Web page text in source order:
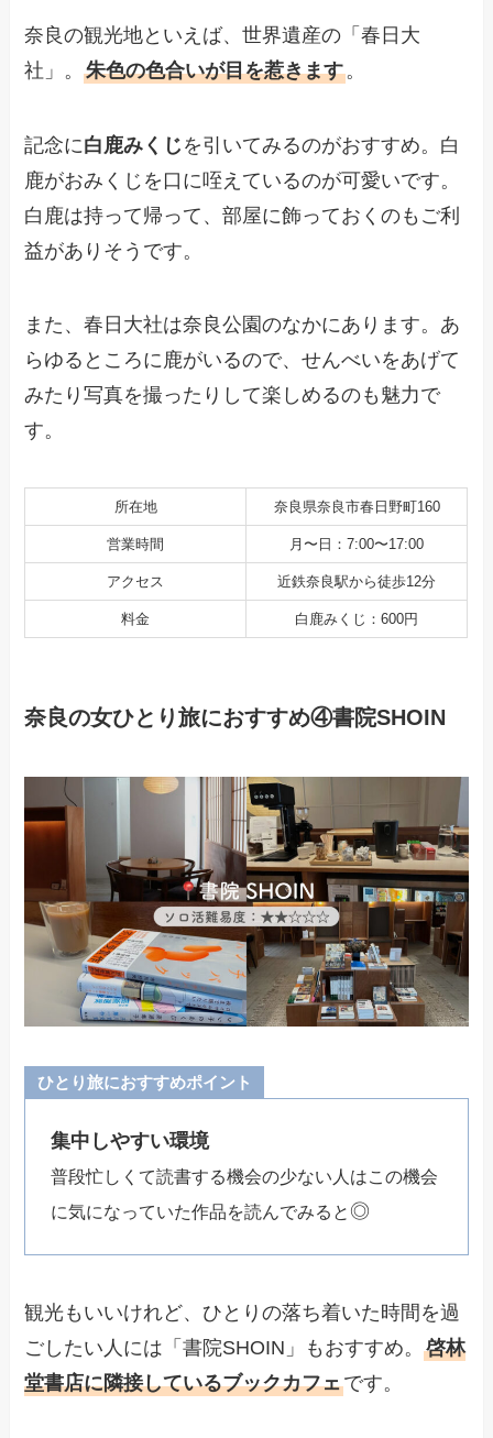
奈良の観光地といえば、世界遺産の「春日大
社」。朱色の色合いが目を惹きます。
記念に白鹿みくじ を引いてみるのがおすすめ。白
鹿がおみくじを口に咥えているのが可愛いです。
白鹿は持って帰って、部屋に飾っておくのもご利
益がありそうです。
また、春日大社は奈良公園のなかにあります。あ
らゆるところに鹿がいるので、せんべいをあげて
みたり写真を撮ったりして楽しめるのも魅力で
す。
所在地 奈良県奈良市春日野町160
営業時間 月〜日：7:00〜17:00
アクセス 近鉄奈良駅から徒歩12分
料金 白鹿みくじ：600円
奈良の女ひとり旅におすすめ④書院SHOIN
ひとり旅におすすめポイント
集中しやすい環境
普段忙しくて読書する機会の少ない人はこの機会
に気になっていた作品を読んでみると ◎
観光もいいけれど、ひとりの落ち着いた時間を過
ごしたい人には「書院SHOIN」もおすすめ。啓林
堂書店に隣接しているブックカフェです。